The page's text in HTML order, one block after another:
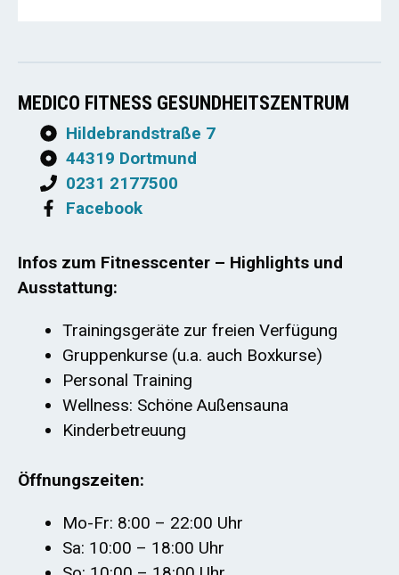
MEDICO FITNESS GESUNDHEITSZENTRUM
Hildebrandstraße 7
44319 Dortmund
0231 2177500
Facebook
Infos zum Fitnesscenter – Highlights und
Ausstattung:
Trainingsgeräte zur freien Verfügung
Gruppenkurse (u.a. auch Boxkurse)
Personal Training
Wellness: Schöne Außensauna
Kinderbetreuung
Öffnungszeiten:
Mo-Fr: 8:00 – 22:00 Uhr
Sa: 10:00 – 18:00 Uhr